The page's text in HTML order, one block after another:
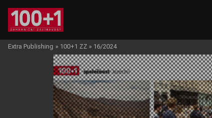
Extra Publishing » 100+1 ZZ » 16/2024